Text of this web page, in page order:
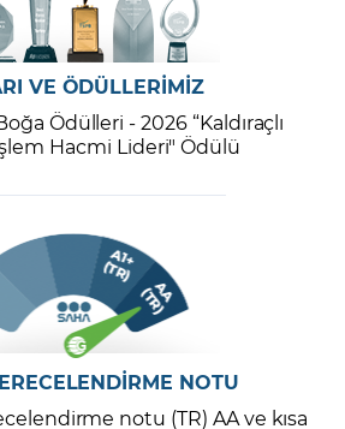
VE ÖDÜLLERİMİZ
Ödülleri - 2026 “Kaldıraçlı
Hacmi Lideri" Ödülü
NOTU
notu (TR) AA ve kısa